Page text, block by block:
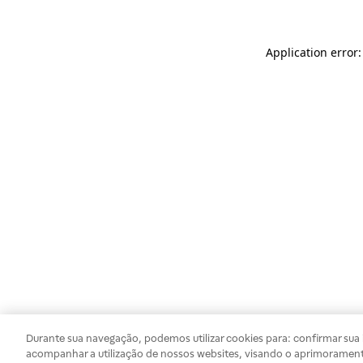
Application
Durante sua navegação, podemos utilizar cookies para: confirmar
acompanhar a utilização de nossos websites, visando o